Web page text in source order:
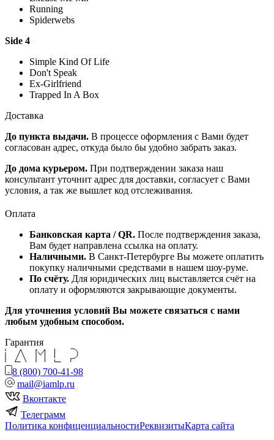
Running
Spiderwebs
Side 4
Simple Kind Of Life
Don't Speak
Ex-Girlfriend
Trapped In A Box
Доставка
До пункта выдачи. В процессе оформления с Вами будет
согласован адрес, откуда было бы удобно забрать заказ.
До дома курьером. При подтверждении заказа наш
консультант уточнит адрес для доставки, согласует с Вами
условия, а так же вышлет код отслеживания.
Оплата
Банковская карта / QR. После подтверждения заказа,
Вам будет направлена ссылка на оплату.
Наличными. В Санкт-Петербурге Вы можете оплатить
покупку наличными средствами в нашем шоу-руме.
По счёту. Для юридических лиц выставляется счёт на
оплату и оформляются закрывающие документы.
Для уточнения условий Вы можете связаться с нами
любым удобным способом.
Гарантия
8 (800) 700-41-98
mail@iamlp.ru
Вконтакте
Телеграмм
Политика конфиценциальностиРеквизитыКарта сайта